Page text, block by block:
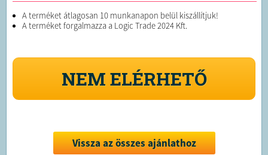
A terméket átlagosan 10 munkanapon belül kiszállítjuk!
A terméket forgalmazza a Logic Trade 2024 Kft.
NEM ELÉRHETŐ
Vissza az összes ajánlathoz